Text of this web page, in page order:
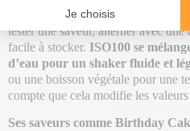
format 932 g représente
tester une saveur, alterner avec
facile à stocker. ISO100 se
d’eau pour un shaker fluide et
ou une boisson végétale pour une
compte que cela modifie les
Ses saveurs comme Birthday